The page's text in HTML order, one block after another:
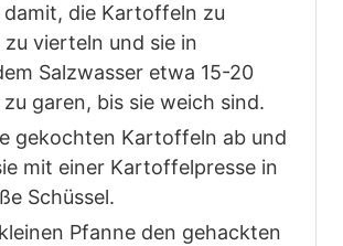
damit, die Kartoffeln zu
zu vierteln und sie in
Salzwasser etwa 15-20
garen, bis sie weich sind.
gekochten Kartoffeln ab und
mit einer Kartoffelpresse in
Schüssel.
Pfanne den gehackten